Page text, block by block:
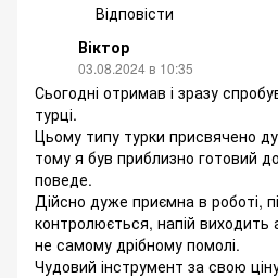
Відповісти
Віктор
03.08.2024 в 10:35
Сьогодні отримав і зразу
турці.
Цьому типу турки присвячено
тому я був приблизно готовий
поведе.
Дійсно дуже приємна в роботі,
контролюється, напій виходить
не самому дрібному помолі.
Чудовий інструмент за свою